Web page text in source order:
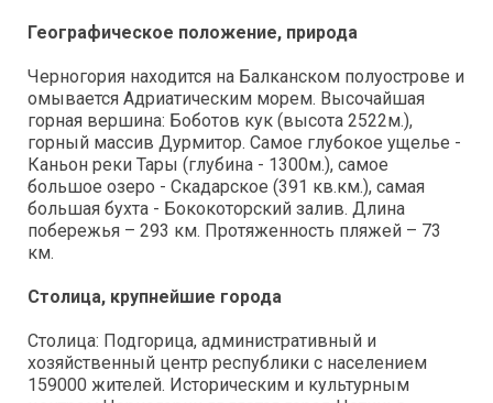
Географическое положение, природа
Черногория находится на Балканском полуострове и
омывается Адриатическим морем. Высочайшая
горная вершина: Боботов кук (высота 2522м.),
горный массив Дурмитор. Самое глубокое ущелье -
Каньон реки Тары (глубина - 1300м.), самое
большое озеро - Скадарское (391 кв.км.), самая
большая бухта - Бококоторский залив. Длина
побережья – 293 км. Протяженность пляжей – 73
км.
Столица, крупнейшие города
Столица: Подгорица, административный и
хозяйственный центр республики с населением
159000 жителей. Историческим и культурным